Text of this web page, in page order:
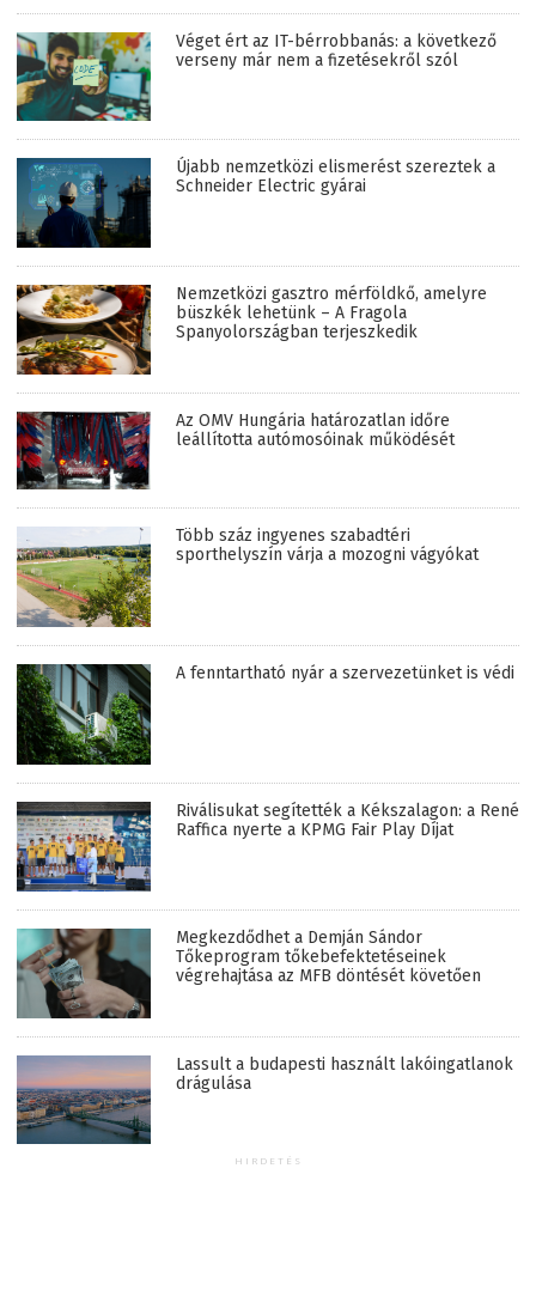
Véget ért az IT-bérrobbanás: a következő
verseny már nem a fizetésekről szól
Újabb nemzetközi elismerést szereztek a
Schneider Electric gyárai
Nemzetközi gasztro mérföldkő, amelyre
büszkék lehetünk – A Fragola
Spanyolországban terjeszkedik
Az OMV Hungária határozatlan időre
leállította autómosóinak működését
Több száz ingyenes szabadtéri
sporthelyszín várja a mozogni vágyókat
A fenntartható nyár a szervezetünket is védi
Riválisukat segítették a Kékszalagon: a René
Raffica nyerte a KPMG Fair Play Díjat
Megkezdődhet a Demján Sándor
Tőkeprogram tőkebefektetéseinek
végrehajtása az MFB döntését követően
Lassult a budapesti használt lakóingatlanok
drágulása
HIRDETÉS